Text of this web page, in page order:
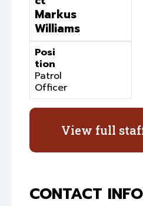
Markus
Williams
Posi
tion
Patrol
Officer
View full
CONTACT